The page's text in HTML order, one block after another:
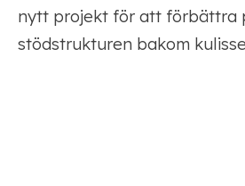
nytt projekt för att förbättra
stödstrukturen bakom